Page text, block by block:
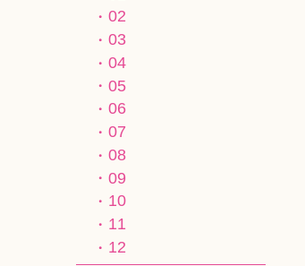
02
03
04
05
06
07
08
09
10
11
12